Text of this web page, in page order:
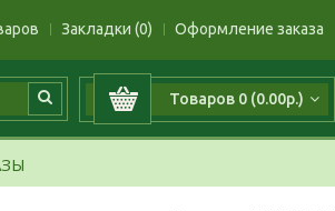
Закладки (0) Оформление заказа
Товаров 0 (0.00р.)